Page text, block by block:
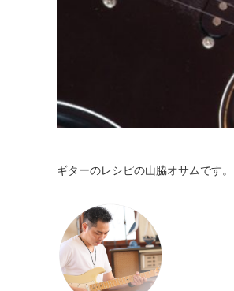
ギターのレシピの山脇オサムです。